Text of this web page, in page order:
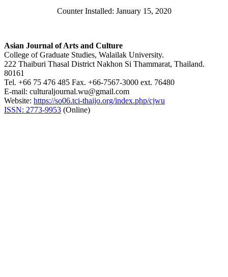
Counter Installed: January 15, 2020
Asian Journal of Arts and Culture
College of Graduate Studies, Walailak University.
222 Thaiburi Thasal District Nakhon Si Thammarat, Thailand.
80161
Tel. +66 75 476 485 Fax. +66-7567-3000 ext. 76480
E-mail: culturaljournal.wu@gmail.com
Website: https://so06.tci-thaijo.org/index.php/cjwu
ISSN: 2773-9953 (Online)